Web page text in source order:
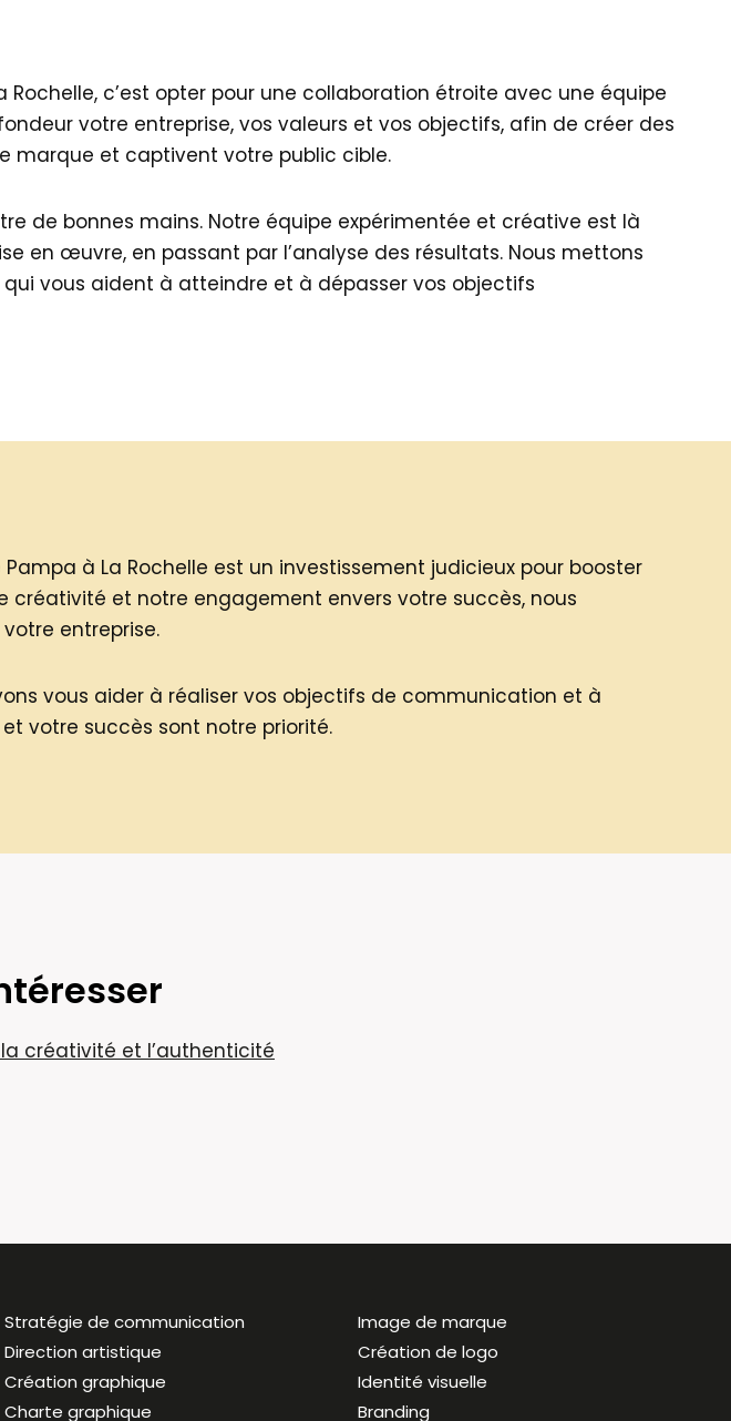
c’est opter pour une collaboration étroite avec une équipe
votre entreprise, vos valeurs et vos objectifs, afin de créer des
et captivent votre public cible.
de bonnes mains. Notre équipe expérimentée et créative est là
en œuvre, en passant par l’analyse des résultats. Nous mettons
vous aident à atteindre et à dépasser vos objectifs
à La Rochelle est un investissement judicieux pour booster
créativité et notre engagement envers votre succès, nous
entreprise.
vous aider à réaliser vos objectifs de communication et à
votre succès sont notre priorité.
créativité et l’authenticité
Stratégie de communication
Direction artistique
Création graphique
Charte graphique
Image de marque
Création de logo
Identité visuelle
Branding